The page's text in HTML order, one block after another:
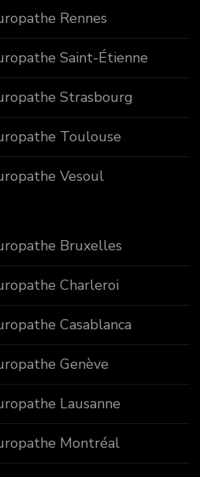
Rennes
Saint-Étienne
Strasbourg
Toulouse
Vesoul
Bruxelles
Charleroi
Casablanca
Genève
Lausanne
Montréal